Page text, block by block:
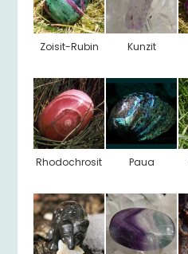
Zoisit-Rubin Kunzit
Rhodochrosit Paua